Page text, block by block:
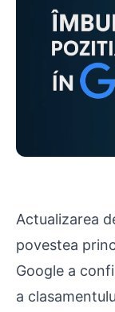
Actualizarea
povestea
Google a
a